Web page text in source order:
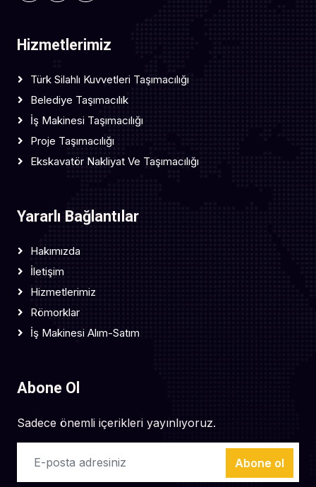
Hizmetlerimiz
Türk Silahlı Kuvvetleri Taşımacılığı
Belediye Taşımacılık
İş Makinesi Taşımacılığı
Proje Taşımacılığı
Ekskavatör Nakliyat Ve Taşımacılığı
Yararlı Bağlantılar
Hakımızda
İletişim
Hizmetlerimiz
Römorklar
İş Makinesi Alım-Satım
Abone Ol
Sadece önemli içerikleri yayınlıyoruz.
Abone ol